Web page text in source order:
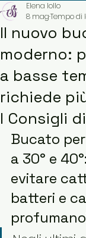
Il nuovo
moderno:
a basse
richiede
I Consigli
Elena Iollo
8 magTempo di
Bucato
a 30° e
evitare
batteri e